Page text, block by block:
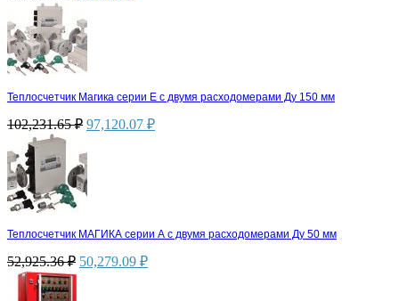
Теплосчетчик Магика серии Е с двумя расходомерами Ду 150 мм
102,231.65₽ 97,120.07 ₽
Теплосчетчик МАГИКА серии А с двумя расходомерами Ду 50 мм
52,925.36₽ 50,279.09 ₽